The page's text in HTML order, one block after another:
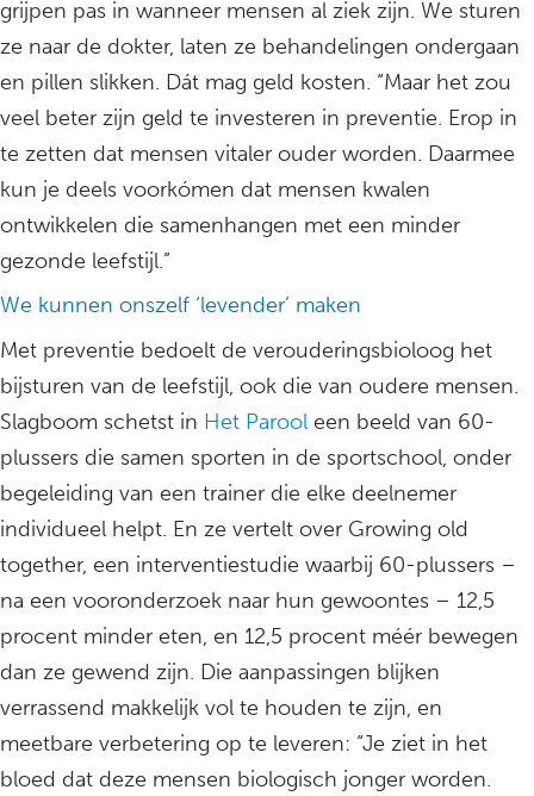
grijpen pas in wanneer mensen al ziek zijn. We sturen
ze naar de dokter, laten ze behandelingen ondergaan
en pillen slikken. Dát mag geld kosten. “Maar het zou
veel beter zijn geld te investeren in preventie. Erop in
te zetten dat mensen vitaler ouder worden. Daarmee
kun je deels voorkómen dat mensen kwalen
ontwikkelen die samenhangen met een minder
gezonde leefstijl.”
We kunnen onszelf ‘levender’ maken
Met preventie bedoelt de verouderingsbioloog het
bijsturen van de leefstijl, ook die van oudere mensen.
Slagboom schetst in Het Parool een beeld van 60-
plussers die samen sporten in de sportschool, onder
begeleiding van een trainer die elke deelnemer
individueel helpt. En ze vertelt over Growing old
together, een interventiestudie waarbij 60-plussers –
na een vooronderzoek naar hun gewoontes – 12,5
procent minder eten, en 12,5 procent méér bewegen
dan ze gewend zijn. Die aanpassingen blijken
verrassend makkelijk vol te houden te zijn, en
meetbare verbetering op te leveren: “Je ziet in het
bloed dat deze mensen biologisch jonger worden.